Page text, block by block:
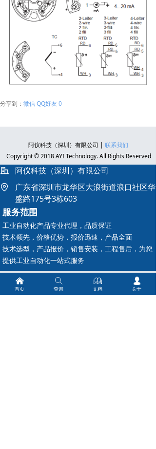
分享到： 微信QQ好友0
Copyright © 2018 AYI Technology. All Rights Reserved
阿仪科技（深圳）有限公司 | 联系我们
낀
首页
ꄠ
查询
ꁡ
文档
넙
关于
服务范围
工业自动化产品专业代理，品质保证
技术领先，价格优势，报价迅速，产品全面
技术选型，产品报价，销售安装，工程售后，为您
提供工业自动化一站式服务
ꀤ 电话微信： 19925440503
阿仪科技（深圳）有限公司
广东省深圳市龙华区大浪街道浪口社区华
盛路175号3栋603